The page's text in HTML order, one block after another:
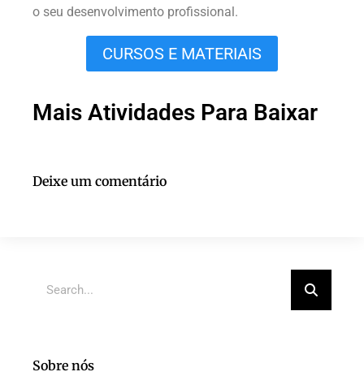
o seu desenvolvimento profissional.
CURSOS E MATERIAIS
Mais Atividades Para Baixar
Deixe um comentário
Sobre nós